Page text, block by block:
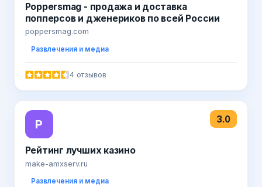
Poppersmag - продажа и доставка
попперсов и дженериков по всей России
poppersmag.com
Развлечения и медиа
4 отзывов
Р 3.0
Рейтинг лучших казино
make-amxserv.ru
Развлечения и медиа